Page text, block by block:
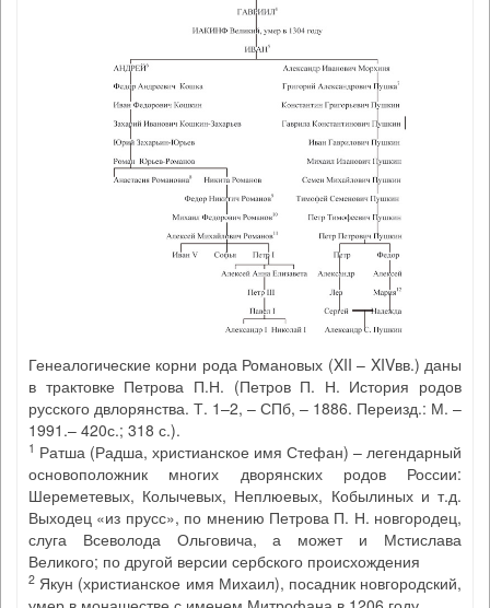
Генеалогические корни рода Романовых (XII – XIVвв.) даны
в трактовке Петрова П.Н. (Петров П. Н. История родов
русского двлорянства. Т. 1–2, – СПб, – 1886. Переизд.: М. –
1991.– 420с.; 318 с.).
1 Ратша (Радша, христианское имя Стефан) – легендарный
основоположник многих дворянских родов России:
Шереметевых, Колычевых, Неплюевых, Кобылиных и т.д.
Выходец «из прусс», по мнению Петрова П. Н. новгородец,
слуга Всеволода Ольговича, а может и Мстислава
Великого; по другой версии сербского происхождения
2 Якун (христианское имя Михаил), посадник новгородский,